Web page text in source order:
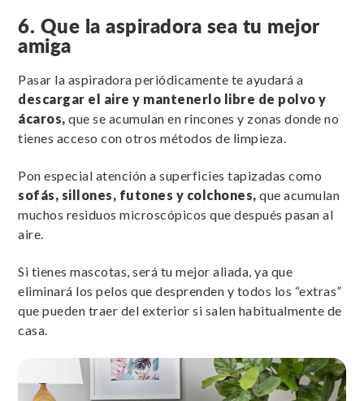
6. Que la aspiradora sea tu mejor
amiga
Pasar la aspiradora periódicamente te ayudará a
descargar el aire y mantenerlo libre de polvo y
ácaros, que se acumulan en rincones y zonas donde no
tienes acceso con otros métodos de limpieza.
Pon especial atención a superficies tapizadas como
sofás, sillones, futones y colchones, que acumulan
muchos residuos microscópicos que después pasan al
aire.
Si tienes mascotas, será tu mejor aliada, ya que
eliminará los pelos que desprenden y todos los “extras”
que pueden traer del exterior si salen habitualmente de
casa.